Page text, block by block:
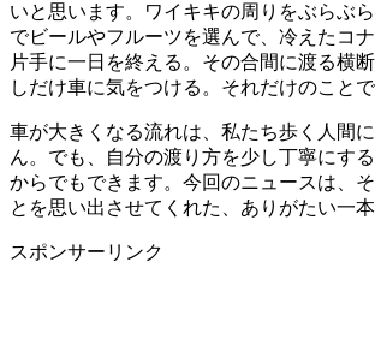
いと思います。ワイキキの周りをぶらぶ
でビールやフルーツを選んで、冷えたコ
片手に一日を終える。その合間に渡る横
しだけ車に気をつける。それだけのことで
車が大きくなる流れは、私たち歩く人間
ん。でも、自分の渡り方を少し丁寧にす
からでもできます。今回のニュースは、
とを思い出させてくれた、ありがたい一本
スポンサーリンク